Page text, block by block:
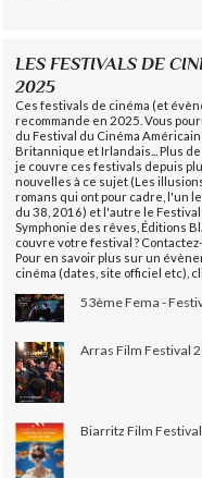
LES FESTIVALS DE
2025
Ces festivals de cinéma (et
recommande en 2025. Vous
du Festival du Cinéma
Britannique et Irlandais... Plus
je couvre ces festivals depuis
nouvelles à ce sujet (Les
romans qui ont pour cadre, l'un
du 38, 2016) et l'autre le
Symphonie des rêves, Éditions
couvre votre festival ?
Pour en savoir plus sur un
cinéma (dates, site officiel etc),
53ème Fema -
Arras Film Festival
Biarritz Film